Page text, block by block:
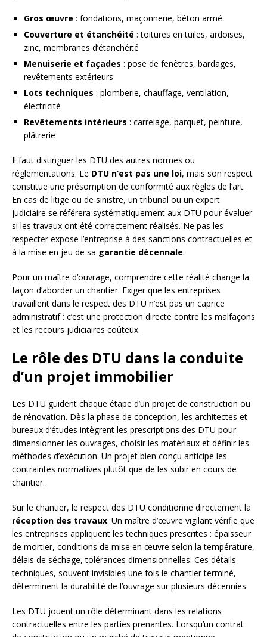
Gros œuvre : fondations, maçonnerie, béton armé
Couverture et étanchéité : toitures en tuiles, ardoises,
zinc, membranes d’étanchéité
Menuiserie et façades : pose de fenêtres, bardages,
revêtements extérieurs
Lots techniques : plomberie, chauffage, ventilation,
électricité
Revêtements intérieurs : carrelage, parquet, peinture,
plâtrerie
Il faut distinguer les DTU des autres normes ou
réglementations. Le DTU n’est pas une loi, mais son respect
constitue une présomption de conformité aux règles de l’art.
En cas de litige ou de sinistre, un tribunal ou un expert
judiciaire se référera systématiquement aux DTU pour évaluer
si les travaux ont été correctement réalisés. Ne pas les
respecter expose l’entreprise à des sanctions contractuelles et
à la mise en jeu de sa garantie décennale.
Pour un maître d’ouvrage, comprendre cette réalité change la
façon d’aborder un chantier. Exiger que les entreprises
travaillent dans le respect des DTU n’est pas un caprice
administratif : c’est une protection directe contre les malfaçons
et les recours judiciaires coûteux.
Le rôle des DTU dans la conduite
d’un projet immobilier
Les DTU guident chaque étape d’un projet de construction ou
de rénovation. Dès la phase de conception, les architectes et
bureaux d’études intègrent les prescriptions des DTU pour
dimensionner les ouvrages, choisir les matériaux et définir les
méthodes d’exécution. Un projet bien conçu anticipe les
contraintes normatives plutôt que de les subir en cours de
chantier.
Sur le chantier, le respect des DTU conditionne directement la
réception des travaux. Un maître d’œuvre vigilant vérifie que
les entreprises appliquent les techniques prescrites : épaisseur
de mortier, conditions de mise en œuvre selon la température,
délais de séchage, tolérances dimensionnelles. Ces détails
techniques, souvent invisibles une fois le chantier terminé,
déterminent la durabilité de l’ouvrage sur plusieurs décennies.
Les DTU jouent un rôle déterminant dans les relations
contractuelles entre les parties prenantes. Lorsqu’un contrat